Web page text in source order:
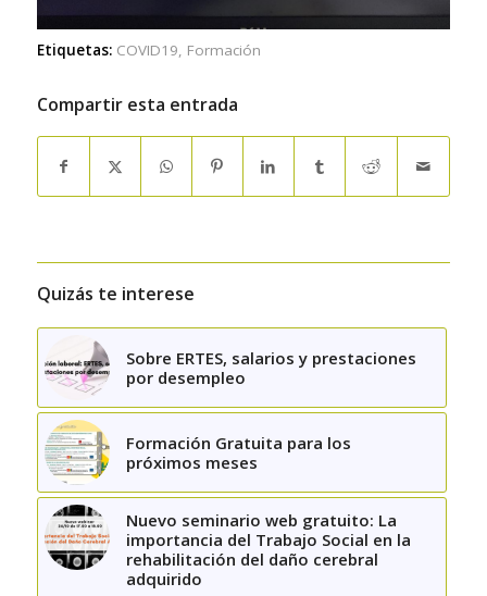
Etiquetas: COVID19, Formación
Compartir esta entrada
Quizás te interese
Sobre ERTES, salarios y prestaciones
por desempleo
Formación Gratuita para los
próximos meses
Nuevo seminario web gratuito: La
importancia del Trabajo Social en la
rehabilitación del daño cerebral
adquirido